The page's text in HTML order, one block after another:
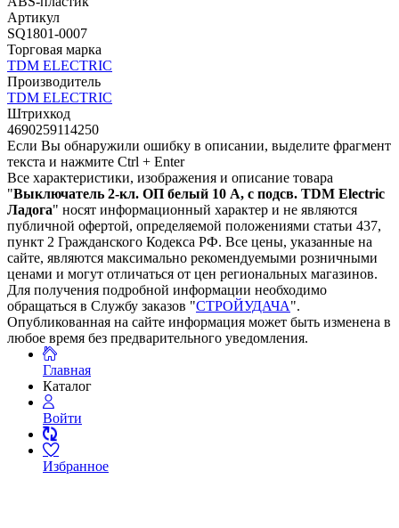
Артикул
SQ1801-0007
Торговая марка
TDM ЕLECTRIC
Производитель
TDM ЕLECTRIC
Штрихкод
4690259114250
Если Вы обнаружили ошибку в описании, выделите фрагмент
текста и нажмите Ctrl + Enter
Все характеристики, изображения и описание товара
"Выключатель 2-кл. ОП белый 10 А, с подсв. TDM Еlectric
Ладога" носят информационный характер и не являются
публичной офертой, определяемой положениями статьи 437,
пункт 2 Гражданского Кодекса РФ. Все цены, указанные на
сайте, являются максимально рекомендуемыми розничными
ценами и могут отличаться от цен региональных магазинов.
Для получения подробной информации необходимо
обращаться в Службу заказов "СТРОЙУДАЧА".
Опубликованная на сайте информация может быть изменена в
любое время без предварительного уведомления.
Главная
Каталог
Войти
Избранное